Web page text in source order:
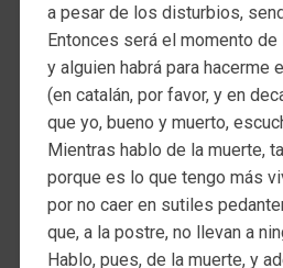
a pesar de los disturbios,
Entonces será el momento de
y alguien habrá para hacerme
(en catalán, por favor, y en
que yo, bueno y muerto,
Mientras hablo de la muerte,
porque es lo que tengo más
por no caer en sutiles
que, a la postre, no llevan a
Hablo, pues, de la muerte, y